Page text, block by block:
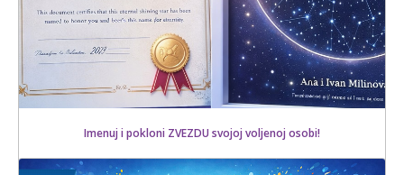
Imenuj i pokloni ZVEZDU svojoj voljenoj osobi!